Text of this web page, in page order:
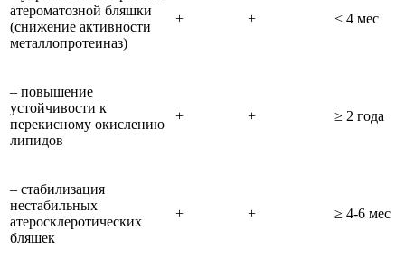
атероматозной бляшки
(снижение активности
металлопротеиназ)
+ + < 4 мес
– повышение
устойчивости к
перекисному окислению
липидов
+ + ≥ 2 года
– стабилизация
нестабильных
атеросклеротических
бляшек
+ + ≥ 4-6 мес